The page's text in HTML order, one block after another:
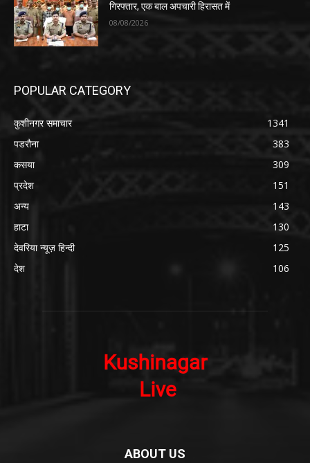
गिरफ्तार, एक बाल अपचारी हिरासत में
08/08/2026
POPULAR CATEGORY
कुशीनगर समाचार
1341
पडरौना
383
कसया
309
प्रदेश
151
अन्य
143
हाटा
130
देवरिया न्यूज़ हिन्दी
125
देश
106
ABOUT US